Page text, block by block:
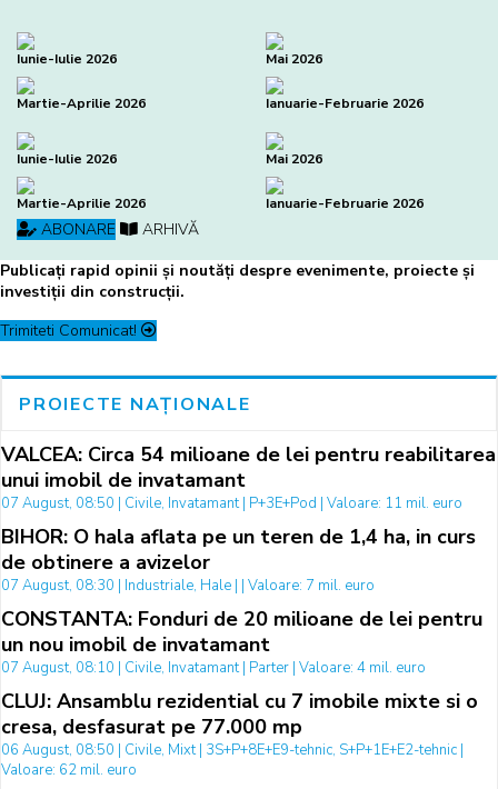
Iunie-Iulie 2026 Mai 2026
Martie-Aprilie 2026 Ianuarie-Februarie 2026
Iunie-Iulie 2026 Mai 2026
Martie-Aprilie 2026 Ianuarie-Februarie 2026
ABONARE
ARHIVĂ
Publicați rapid opinii și noutăți despre evenimente, proiecte și
investiții din construcții.
Trimiteti Comunicat!
PROIECTE NAȚIONALE
VALCEA: Circa 54 milioane de lei pentru reabilitarea
unui imobil de invatamant
07 August, 08:50 | Civile, Invatamant | P+3E+Pod | Valoare: 11 mil. euro
BIHOR: O hala aflata pe un teren de 1,4 ha, in curs
de obtinere a avizelor
07 August, 08:30 | Industriale, Hale | | Valoare: 7 mil. euro
CONSTANTA: Fonduri de 20 milioane de lei pentru
un nou imobil de invatamant
07 August, 08:10 | Civile, Invatamant | Parter | Valoare: 4 mil. euro
CLUJ: Ansamblu rezidential cu 7 imobile mixte si o
cresa, desfasurat pe 77.000 mp
06 August, 08:50 | Civile, Mixt | 3S+P+8E+E9-tehnic, S+P+1E+E2-tehnic |
Valoare: 62 mil. euro